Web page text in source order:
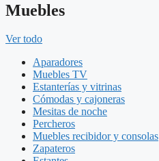
Muebles
Ver todo
Aparadores
Muebles TV
Estanterías y vitrinas
Cómodas y cajoneras
Mesitas de noche
Percheros
Muebles recibidor y consolas
Zapateros